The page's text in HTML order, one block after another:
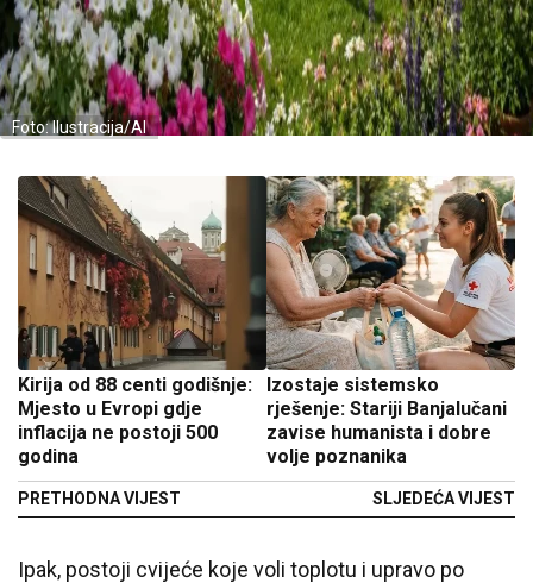
Foto: Ilustracija/AI
Kirija od 88 centi godišnje:
Mjesto u Evropi gdje
inflacija ne postoji 500
godina
PRETHODNA VIJEST
Izostaje sistemsko
rješenje: Stariji Banjalučani
zavise humanista i dobre
volje poznanika
SLJEDEĆA VIJEST
Ipak, postoji cvijeće koje voli toplotu i upravo po